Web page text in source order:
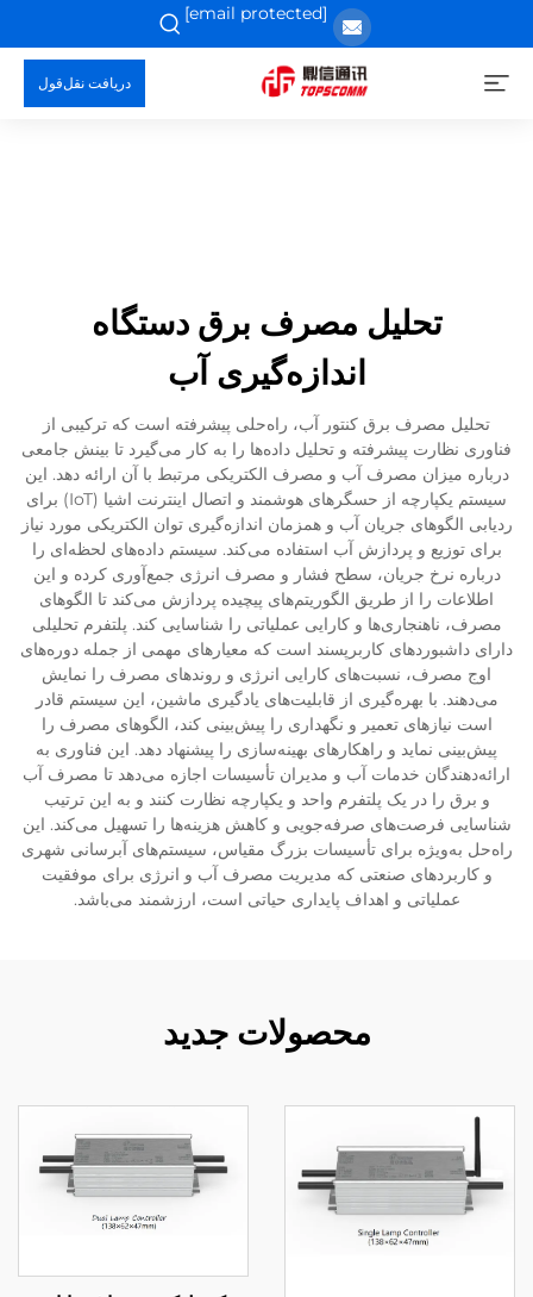
[email protected]
دریافت نقل‌قول
تحلیل مصرف برق دستگاه
اندازه‌گیری آب
تحلیل مصرف برق کنتور آب، راه‌حلی پیشرفته است که ترکیبی از
فناوری نظارت پیشرفته و تحلیل داده‌ها را به کار می‌گیرد تا بینش جامعی
درباره میزان مصرف آب و مصرف الکتریکی مرتبط با آن ارائه دهد. این
سیستم یکپارچه از حسگرهای هوشمند و اتصال اینترنت اشیا (IoT) برای
ردیابی الگوهای جریان آب و همزمان اندازه‌گیری توان الکتریکی مورد نیاز
برای توزیع و پردازش آب استفاده می‌کند. سیستم داده‌های لحظه‌ای را
درباره نرخ جریان، سطح فشار و مصرف انرژی جمع‌آوری کرده و این
اطلاعات را از طریق الگوریتم‌های پیچیده پردازش می‌کند تا الگوهای
مصرف، ناهنجاری‌ها و کارایی عملیاتی را شناسایی کند. پلتفرم تحلیلی
دارای داشبوردهای کاربرپسند است که معیارهای مهمی از جمله دوره‌های
اوج مصرف، نسبت‌های کارایی انرژی و روندهای مصرف را نمایش
می‌دهند. با بهره‌گیری از قابلیت‌های یادگیری ماشین، این سیستم قادر
است نیازهای تعمیر و نگهداری را پیش‌بینی کند، الگوهای مصرف را
پیش‌بینی نماید و راهکارهای بهینه‌سازی را پیشنهاد دهد. این فناوری به
ارائه‌دهندگان خدمات آب و مدیران تأسیسات اجازه می‌دهد تا مصرف آب
و برق را در یک پلتفرم واحد و یکپارچه نظارت کنند و به این ترتیب
شناسایی فرصت‌های صرفه‌جویی و کاهش هزینه‌ها را تسهیل می‌کند. این
راه‌حل به‌ویژه برای تأسیسات بزرگ مقیاس، سیستم‌های آبرسانی شهری
و کاربردهای صنعتی که مدیریت مصرف آب و انرژی برای موفقیت
عملیاتی و اهداف پایداری حیاتی است، ارزشمند می‌باشد.
محصولات جدید